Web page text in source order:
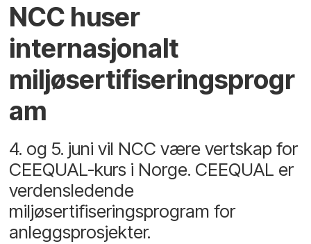
NCC huser
internasjonalt
miljøsertifiseringsprogr
am
4. og 5. juni vil NCC være vertskap for
CEEQUAL-kurs i Norge. CEEQUAL er
verdensledende
miljøsertifiseringsprogram for
anleggsprosjekter.